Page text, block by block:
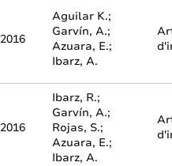
2016
Aguilar K.;
Garvín, A.;
Azuara, E.;
Ibarz, A.
2016
Ibarz, R.;
Garvín, A.;
Rojas, S.;
Azuara, E.;
Ibarz, A.